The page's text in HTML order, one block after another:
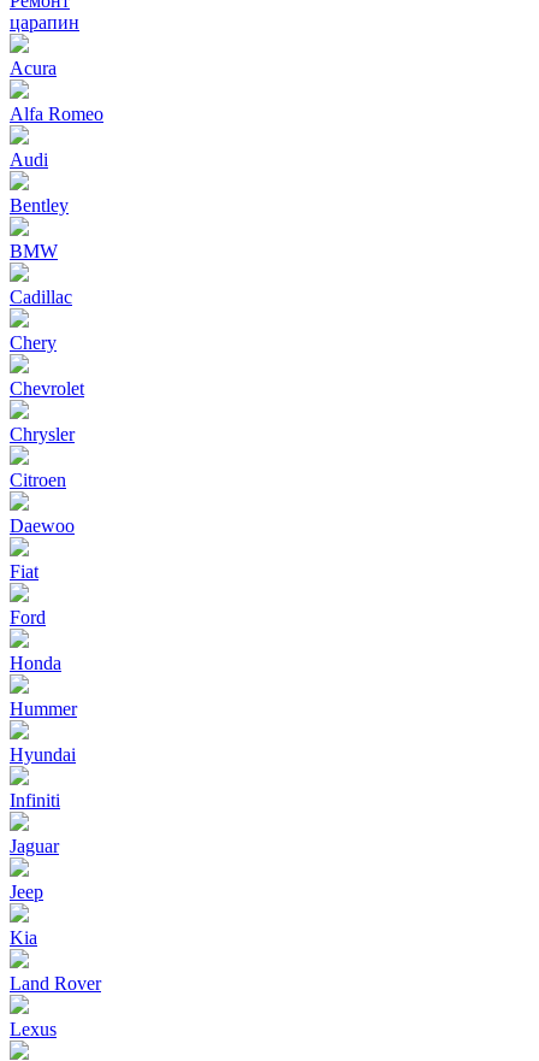
царапин
Acura
Alfa Romeo
Audi
Bentley
BMW
Cadillac
Chery
Chevrolet
Chrysler
Citroen
Daewoo
Fiat
Ford
Honda
Hummer
Hyundai
Infiniti
Jaguar
Jeep
Kia
Land Rover
Lexus